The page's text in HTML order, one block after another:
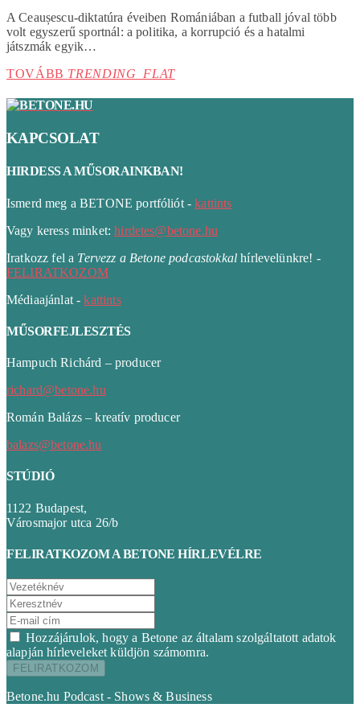
A Ceaușescu-diktatúra éveiben Romániában a futball jóval több
volt egyszerű sportnál: a politika, a korrupció és a hatalmi
játszmák egyik…
TOVÁBB TRENDING_FLAT
KAPCSOLAT
HIRDESS A MŰSORAINKBAN!
Ismerd meg a BETONE portfóliót -kattints
Vagy keress minket:hirdetes@betone.hu
Iratkozz fel a Tervezz a Betone podcastokkal hírlevelünkre! -
FELIRATKOZOM
Médiaajánlat -kattints
MŰSORFEJLESZTÉS
Hampuch Richárd – producer
richard@betone.hu
Román Balázs – kreatív producer
balazs@betone.hu
STÚDIÓ
1122 Budapest,
Városmajor utca 26/b
FELIRATKOZOM A BETONE HÍRLEVÉLRE
Hozzájárulok, hogy a Betone az általam szolgáltatott adatok
alapján hírleveleket küldjön számomra.
Betone.hu Podcast - Shows & Business